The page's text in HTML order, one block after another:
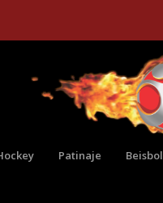
Patinaje Beisbol